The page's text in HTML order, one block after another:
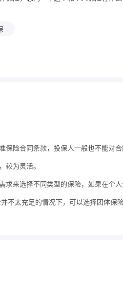
保险合同条款，投保人一般也不能对
较为灵活。
来选择不同类型的保险，如果在个
不太充足的情况下，可以选择团体保